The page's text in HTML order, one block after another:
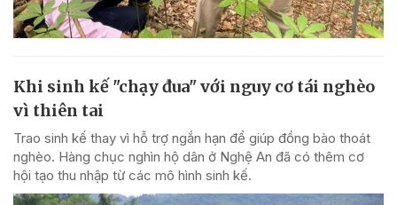
Khi sinh kế "chạy đua" với nguy cơ tái nghèo
vì thiên tai
Trao sinh kế thay vì hỗ trợ ngắn hạn để giúp đồng bào thoát
nghèo. Hàng chục nghìn hộ dân ở Nghệ An đã có thêm cơ
hội tạo thu nhập từ các mô hình sinh kế.